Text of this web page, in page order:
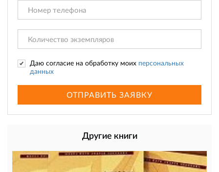
Даю согласие на обработку моих персональных
данных
ОТПРАВИТЬ ЗАЯВКУ
Другие книги